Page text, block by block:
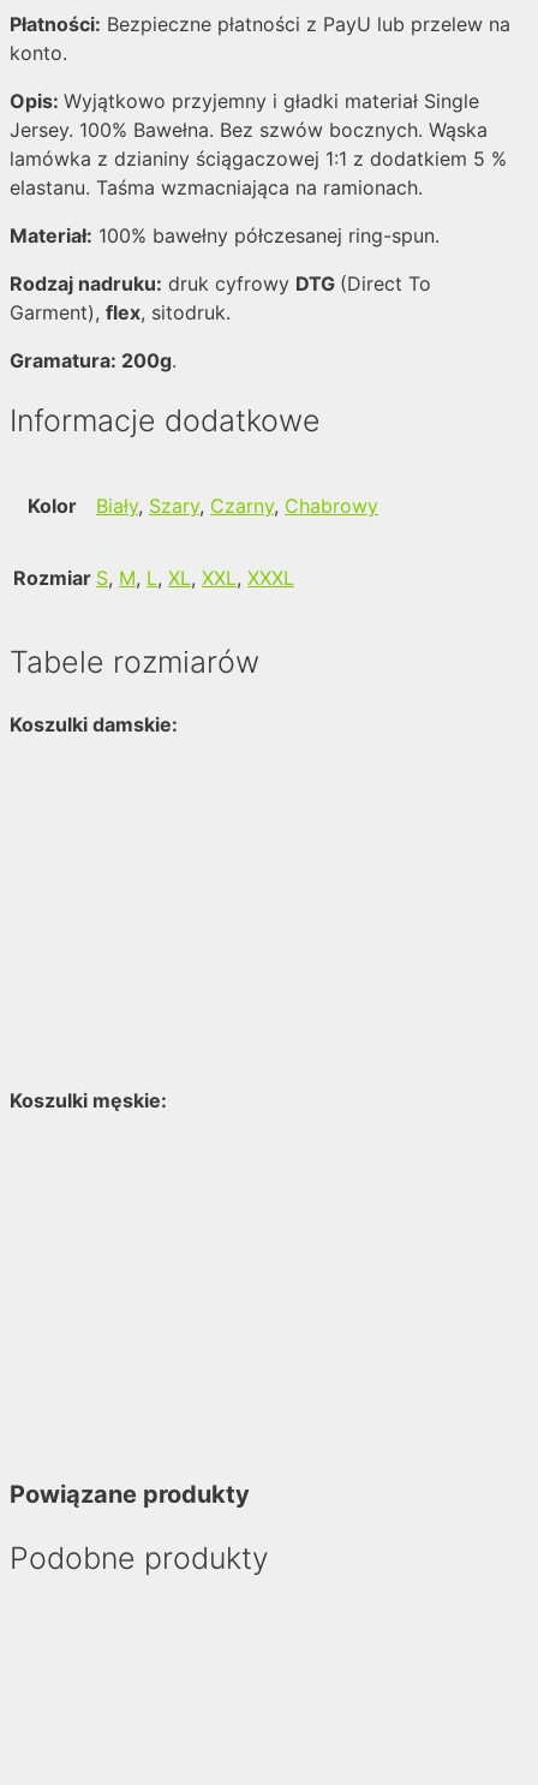
Płatności: Bezpieczne płatności z PayU lub przelew na
konto.
Opis: Wyjątkowo przyjemny i gładki materiał Single
Jersey. 100% Bawełna. Bez szwów bocznych. Wąska
lamówka z dzianiny ściągaczowej 1:1 z dodatkiem 5 %
elastanu. Taśma wzmacniająca na ramionach.
Materiał: 100% bawełny półczesanej ring-spun.
Rodzaj nadruku: druk cyfrowy DTG (Direct To
Garment), flex, sitodruk.
Gramatura: 200g.
Informacje dodatkowe
Kolor Biały, Szary, Czarny, Chabrowy
Rozmiar S, M, L, XL, XXL, XXXL
Tabele rozmiarów
Koszulki damskie:
Koszulki męskie:
Powiązane produkty
Podobne produkty